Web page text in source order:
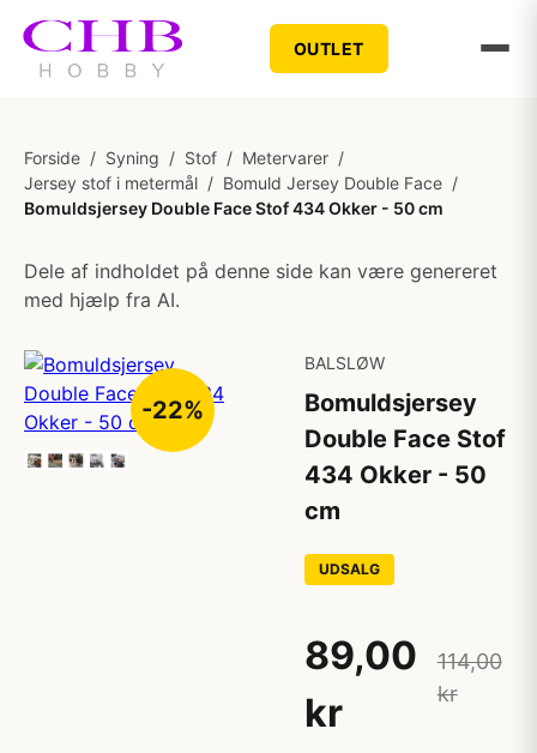
OUTLET
Forside / Syning / Stof / Metervarer /
Jersey stof i metermål / Bomuld Jersey Double Face /
Bomuldsjersey Double Face Stof 434 Okker - 50 cm
Dele af indholdet på denne side kan være genereret
med hjælp fra AI.
-22%
BALSLØW
Bomuldsjersey
Double Face Stof
434 Okker - 50
cm
UDSALG
89,00
kr
114,00
kr